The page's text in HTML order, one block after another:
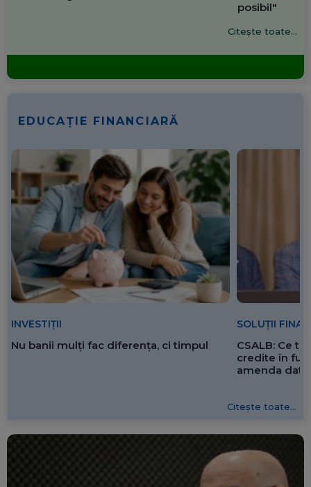
posibil"
Citește toate...
EDUCAȚIE FINANCIARĂ
INVESTIȚII
Nu banii mulți fac diferența, ci timpul
SOLUȚII
CSALB: Ce
credite în
amenda
Citește toate...